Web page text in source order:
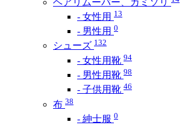
- 女性用 13
- 男性用 0
シューズ 132
- 女性用靴 94
- 男性用靴 98
- 子供用靴 46
布 38
- 紳士服 0